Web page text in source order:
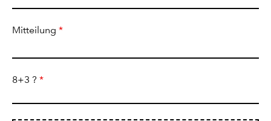
Mitteilung *
8+3 ? *